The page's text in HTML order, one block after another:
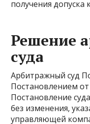
получения допуска
Решение
суда
Арбитражный суд
Постановлением от
Постановление
без изменения,
управляющей